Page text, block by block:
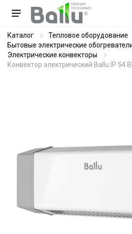
Каталог
Тепловое оборудование
Бытовые электрические
Электрические конвекторы
Конвектор электрический Ballu IP 54